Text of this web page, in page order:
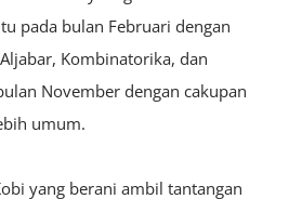
pada bulan Februari dengan
Kombinatorika, dan
November dengan cakupan
umum.
yang berani ambil tantangan